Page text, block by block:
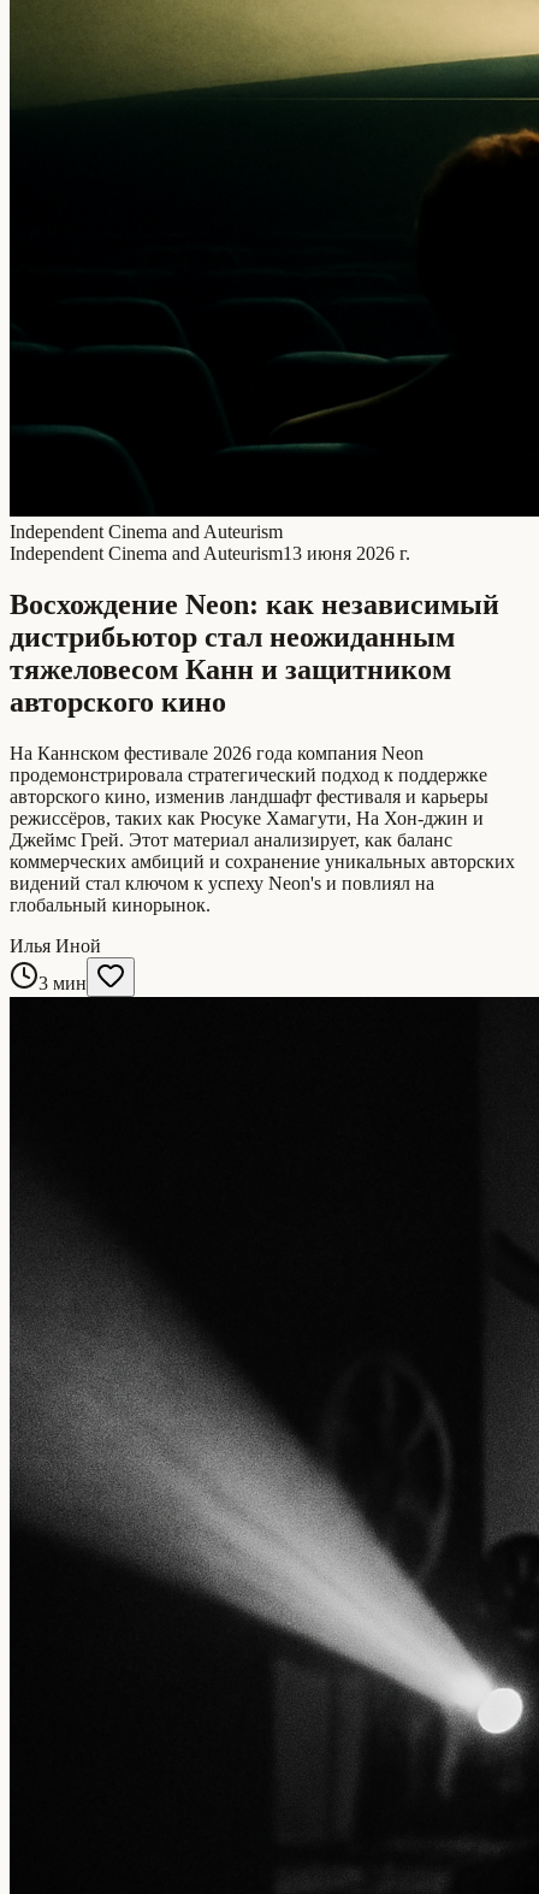
Independent Cinema and Auteurism
Independent Cinema and Auteurism13 июня 2026 г.
Восхождение Neon: как независимый
дистрибьютор стал неожиданным
тяжеловесом Канн и защитником
авторского кино
На Каннском фестивале 2026 года компания Neon
продемонстрировала стратегический подход к поддержке
авторского кино, изменив ландшафт фестиваля и карьеры
режиссёров, таких как Рюсуке Хамагути, На Хон-джин и
Джеймс Грей. Этот материал анализирует, как баланс
коммерческих амбиций и сохранение уникальных авторских
видений стал ключом к успеху Neon's и повлиял на
глобальный кинорынок.
Илья Иной
3 мин